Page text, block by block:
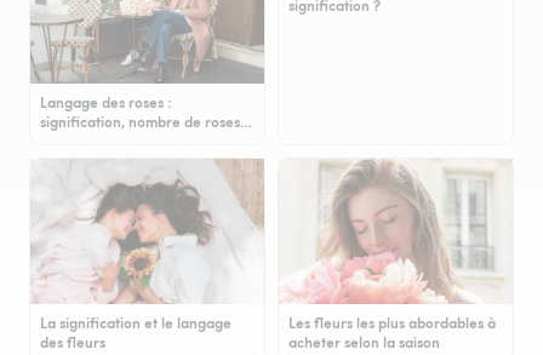
Langage des roses :
signification, nombre de roses…
signification ?
La signification et le langage
des fleurs
Les fleurs les plus abordables à
acheter selon la saison